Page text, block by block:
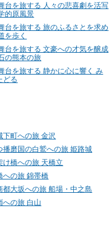
台を旅する 人々の悲喜劇を活写
的原風景
台を旅する 旅のふるさとを求め
を歩く
台を旅する 文豪への才気を醸成
の熊本の旅
台を旅する 静かに心に響く み
どる
下町への旅 金沢
播磨国の白鷲への旅 姫路城
け橋への旅 天橋立
への旅 錦帯橋
都大坂への旅 船場・中之島
への旅 白山